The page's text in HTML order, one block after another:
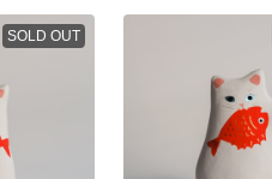
SOLD OUT